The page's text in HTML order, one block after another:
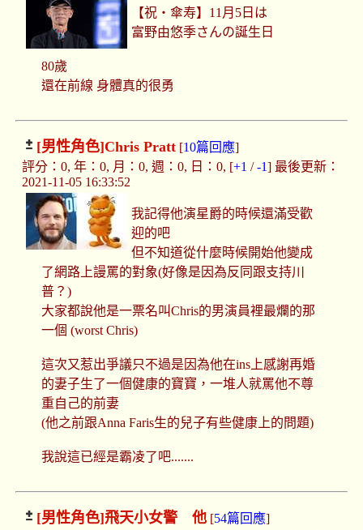
【祝・傘寿】11月5日は
富野由悠季さんの誕生日
80歲
還在前線 身體真的很勇
[男性角色]Chris Pratt[10篇回應]
評分：0, 年：0, 月：0, 週：0, 日：0, [+1 /-1] 最後更新：
2021-11-05 16:33:52
我記得他演星爵的時候還滿受歡
迎的吧
但不知道從什麼時候開始他變成
了網路上謾罵的對象(好像是因為反同跟支持川
普？)
大家都說他是一票名叫Chris的男演員裡最爛的那
一個 (worst Chris)
這次又惹出爭議只不過是因為他在ins上感謝再婚
的妻子生了一個健康的寶寶，一堆人就罵他不尊
重自己的前妻
(他之前跟Anna Faris生的兒子有些健康上的問題)
我說這已經是霸凌了吧.......
[男性角色]飛天小女警 他[54篇回應]